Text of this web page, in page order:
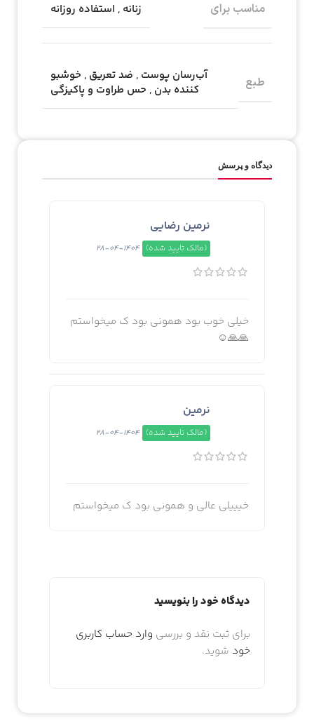
مناسب برای زنانه , استفاده روزانه
طبع آب‌رسان پوست , ضد تعریق , خوشبو
کننده بدن , حس طراوت و پاکیزگی
دیدگاه و پرسش
نرمین رضایی
(مالک تایید شده) 1404-04-28
خیلی خوب بود همونی بود ک میخواستم
🙏🙏☺️
نرمین
(مالک تایید شده) 1404-04-28
خیییلی عالی و همونی بود ک میخواستم
دیدگاه خود را بنویسید
برای ثبت نقد و بررسی وارد حساب کاربری
خود شوید.
دریافت شارژ